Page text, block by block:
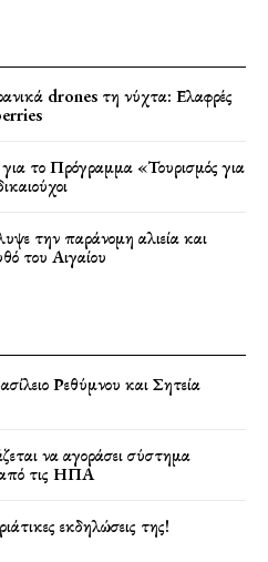
drones τη νύχτα: Ελαφρές
το Πρόγραμμα «Τουρισμός για
την παράνομη αλιεία και
του Αιγαίου
Ρεθύμνου και Σητεία
να αγοράσει σύστημα
από τις ΗΠΑ
εκδηλώσεις της!